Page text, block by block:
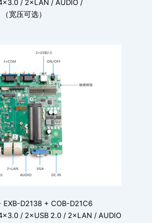
/ 2×LAN / AUDIO /
宽压可选）
EXB-D2138 + COB-D21C6
/ 2×USB 2.0 / 2×LAN / AUDIO